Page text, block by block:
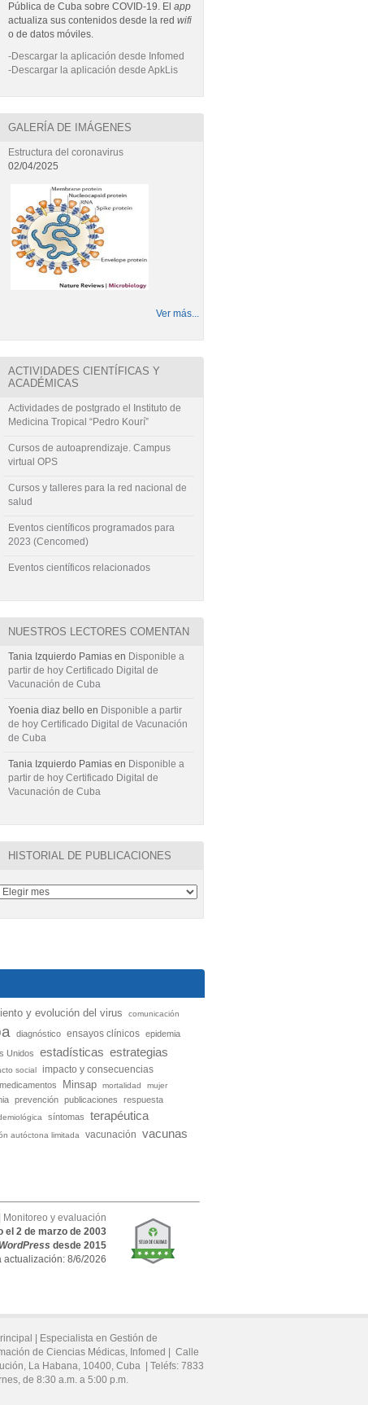
Pública de Cuba sobre COVID-19. Elapp
actualiza sus contenidos desde la redwifi
o de datos móviles.
-Descargar la aplicación desde Infomed
-Descargar la aplicación desde ApkLis
GALERÍA DE IMÁGENES
Estructura del coronavirus
02/04/2025
Ver más...
ACTIVIDADES CIENTÍFICAS Y
ACADÉMICAS
Actividades de postgrado el Instituto de
Medicina Tropical “Pedro Kourí”
Cursos de autoaprendizaje. Campus
virtual OPS
Cursos y talleres para la red nacional de
salud
Eventos científicos programados para
2023 (Cencomed)
Eventos científicos relacionados
NUESTROS LECTORES COMENTAN
Tania Izquierdo Pamias en Disponible a
partir de hoy Certificado Digital de
Vacunación de Cuba
Yoenia diaz bello en Disponible a partir
de hoy Certificado Digital de Vacunación
de Cuba
Tania Izquierdo Pamias en Disponible a
partir de hoy Certificado Digital de
Vacunación de Cuba
HISTORIAL DE PUBLICACIONES
y evolución del virus comunicación
diagnóstico ensayos clínicos epidemia
Unidos estadísticas estrategias
social
impacto y consecuencias
medicamentos Minsap mortalidad
mujer
prevención publicaciones
respuesta
síntomas terapéutica
autóctona limitada vacunación vacunas
Monitoreo y evaluación
el 2 de marzo de 2003
WordPress desde 2015
actualización: 8/6/2026
|
Especialista en Gestión de
de Ciencias Médicas, Infomed |
Calle
La Habana, 10400, Cuba Teléfs: 7833
de 8:30 a.m. a 5:00 p.m.